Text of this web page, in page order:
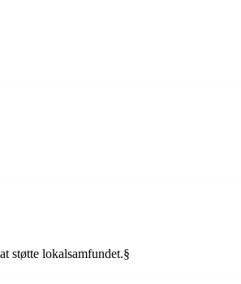
støtte lokalsamfundet.§